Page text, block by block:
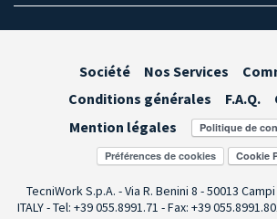
Société Nos Services
Conditions générales
F.A.Q.
Mention légales
Préférences de cookies
TecniWork S.p.A. - Via R. Benini 8 - 50013
ITALY - Tel: +39 055.8991.71 - Fax: +39